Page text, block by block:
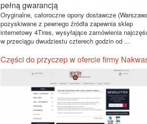
Oryginalne, całoroczne opony dostawcze
pozyskiwane z pewnego źródła zapewnia sklep
internetowy 4Tires, wysyłające zamówienia
w przeciągu dwudziestu czterech godzin od ...
Części do przyczep w ofercie firmy